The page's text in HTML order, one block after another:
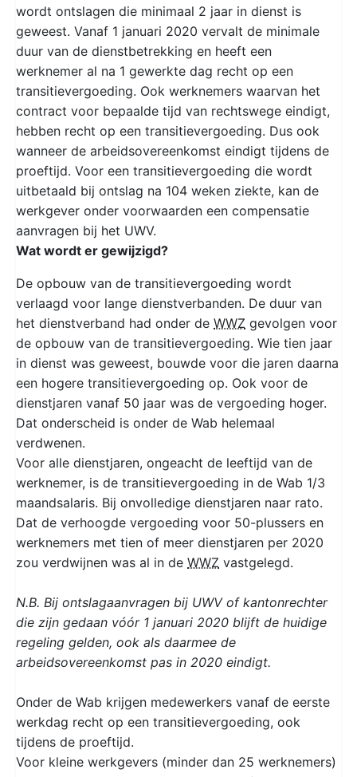
wordt ontslagen die minimaal 2 jaar in dienst is
geweest. Vanaf 1 januari 2020 vervalt de minimale
duur van de dienstbetrekking en heeft een
werknemer al na 1 gewerkte dag recht op een
transitievergoeding. Ook werknemers waarvan het
contract voor bepaalde tijd van rechtswege eindigt,
hebben recht op een transitievergoeding. Dus ook
wanneer de arbeidsovereenkomst eindigt tijdens de
proeftijd. Voor een transitievergoeding die wordt
uitbetaald bij ontslag na 104 weken ziekte, kan de
werkgever onder voorwaarden een compensatie
aanvragen bij het UWV.
Wat wordt er gewijzigd?
De opbouw van de transitievergoeding wordt
verlaagd voor lange dienstverbanden. De duur van
het dienstverband had onder de WWZ gevolgen voor
de opbouw van de transitievergoeding. Wie tien jaar
in dienst was geweest, bouwde voor die jaren daarna
een hogere transitievergoeding op. Ook voor de
dienstjaren vanaf 50 jaar was de vergoeding hoger.
Dat onderscheid is onder de Wab helemaal
verdwenen.
Voor alle dienstjaren, ongeacht de leeftijd van de
werknemer, is de transitievergoeding in de Wab 1/3
maandsalaris. Bij onvolledige dienstjaren naar rato.
Dat de verhoogde vergoeding voor 50-plussers en
werknemers met tien of meer dienstjaren per 2020
zou verdwijnen was al in de WWZ vastgelegd.
N.B. Bij ontslagaanvragen bij UWV of kantonrechter
die zijn gedaan vóór 1 januari 2020 blijft de huidige
regeling gelden, ook als daarmee de
arbeidsovereenkomst pas in 2020 eindigt.
Onder de Wab krijgen medewerkers vanaf de eerste
werkdag recht op een transitievergoeding, ook
tijdens de proeftijd.
Voor kleine werkgevers (minder dan 25 werknemers)